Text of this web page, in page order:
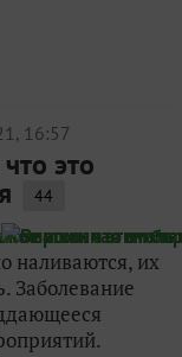
16:57
это
44
наливаются, их
Заболевание